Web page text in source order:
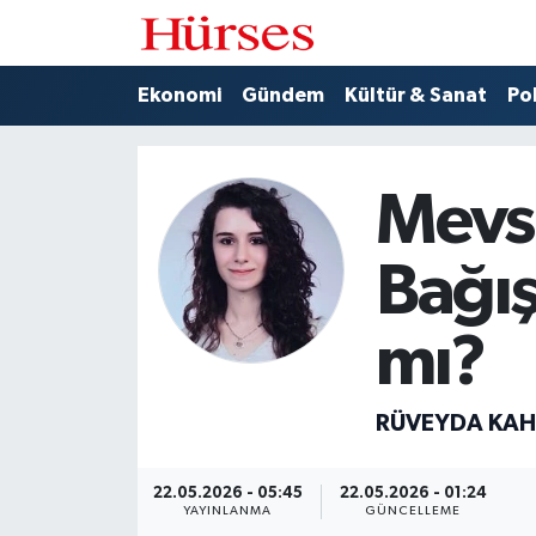
Ekonomi Gündem Kültür & Sanat
mı?
RÜVEYDA
22.05.2026 - 05:45
YAYINLANMA
22.05.2026 - 01:24
GÜNCELLEME
Ekonomi
Kültür & Sanat
Hava Durumu
Süper Lig Puan Durumu ve Fikstür
Tüm Manşetler
Son Dakika Haberleri